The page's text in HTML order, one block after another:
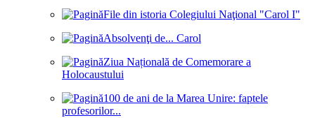
File din istoria Colegiului Naţional "Carol I"
Absolvenţi de... Carol
Ziua Națională de Comemorare a
Holocaustului
100 de ani de la Marea Unire: faptele
profesorilor...